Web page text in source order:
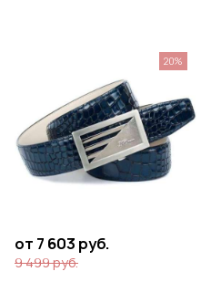
от 7 603 руб.
9 499 руб.
20%